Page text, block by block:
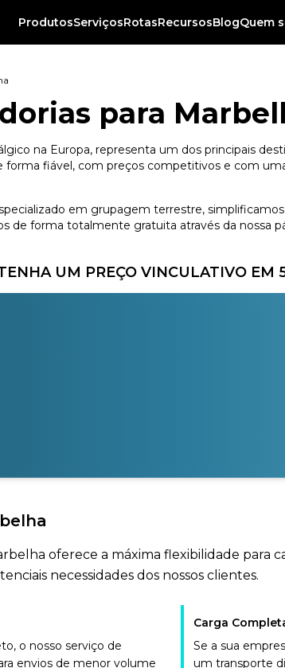
ProdutosServiçosRotasRecursosBlogQuem
para
na Europa, representa um dos principais
forma fiável, com preços competitivos e com
em grupagem terrestre,
de forma totalmente gratuita através da nossa
UM PREÇO VINCULATIVO EM
oferece a máxima flexibilidade para
necessidades dos nossos clientes.
o nosso serviço de
envios de menor volume
Carga
Se a sua
um transporte